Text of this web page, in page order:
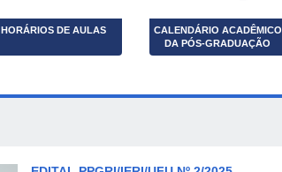
HORÁRIOS DE AULAS
CALENDÁRIO ACADÊMICO
DA PÓS-GRADUAÇÃO